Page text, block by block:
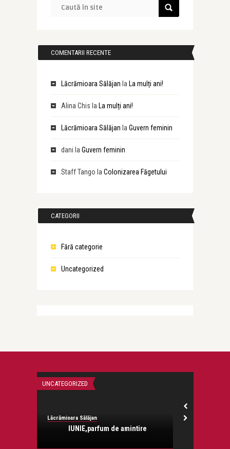
COMENTARII RECENTE
Lăcrămioara Sălăjan la La mulți ani!
Alina Chis la La mulți ani!
Lăcrămioara Sălăjan la Guvern feminin
dani la Guvern feminin
Staff Tango la Colonizarea Făgetului
CATEGORII
Fără categorie
Uncategorized
UNCATEGORIZED
Lăcrămioara Sălăjan
IUNIE,parfum de amintire